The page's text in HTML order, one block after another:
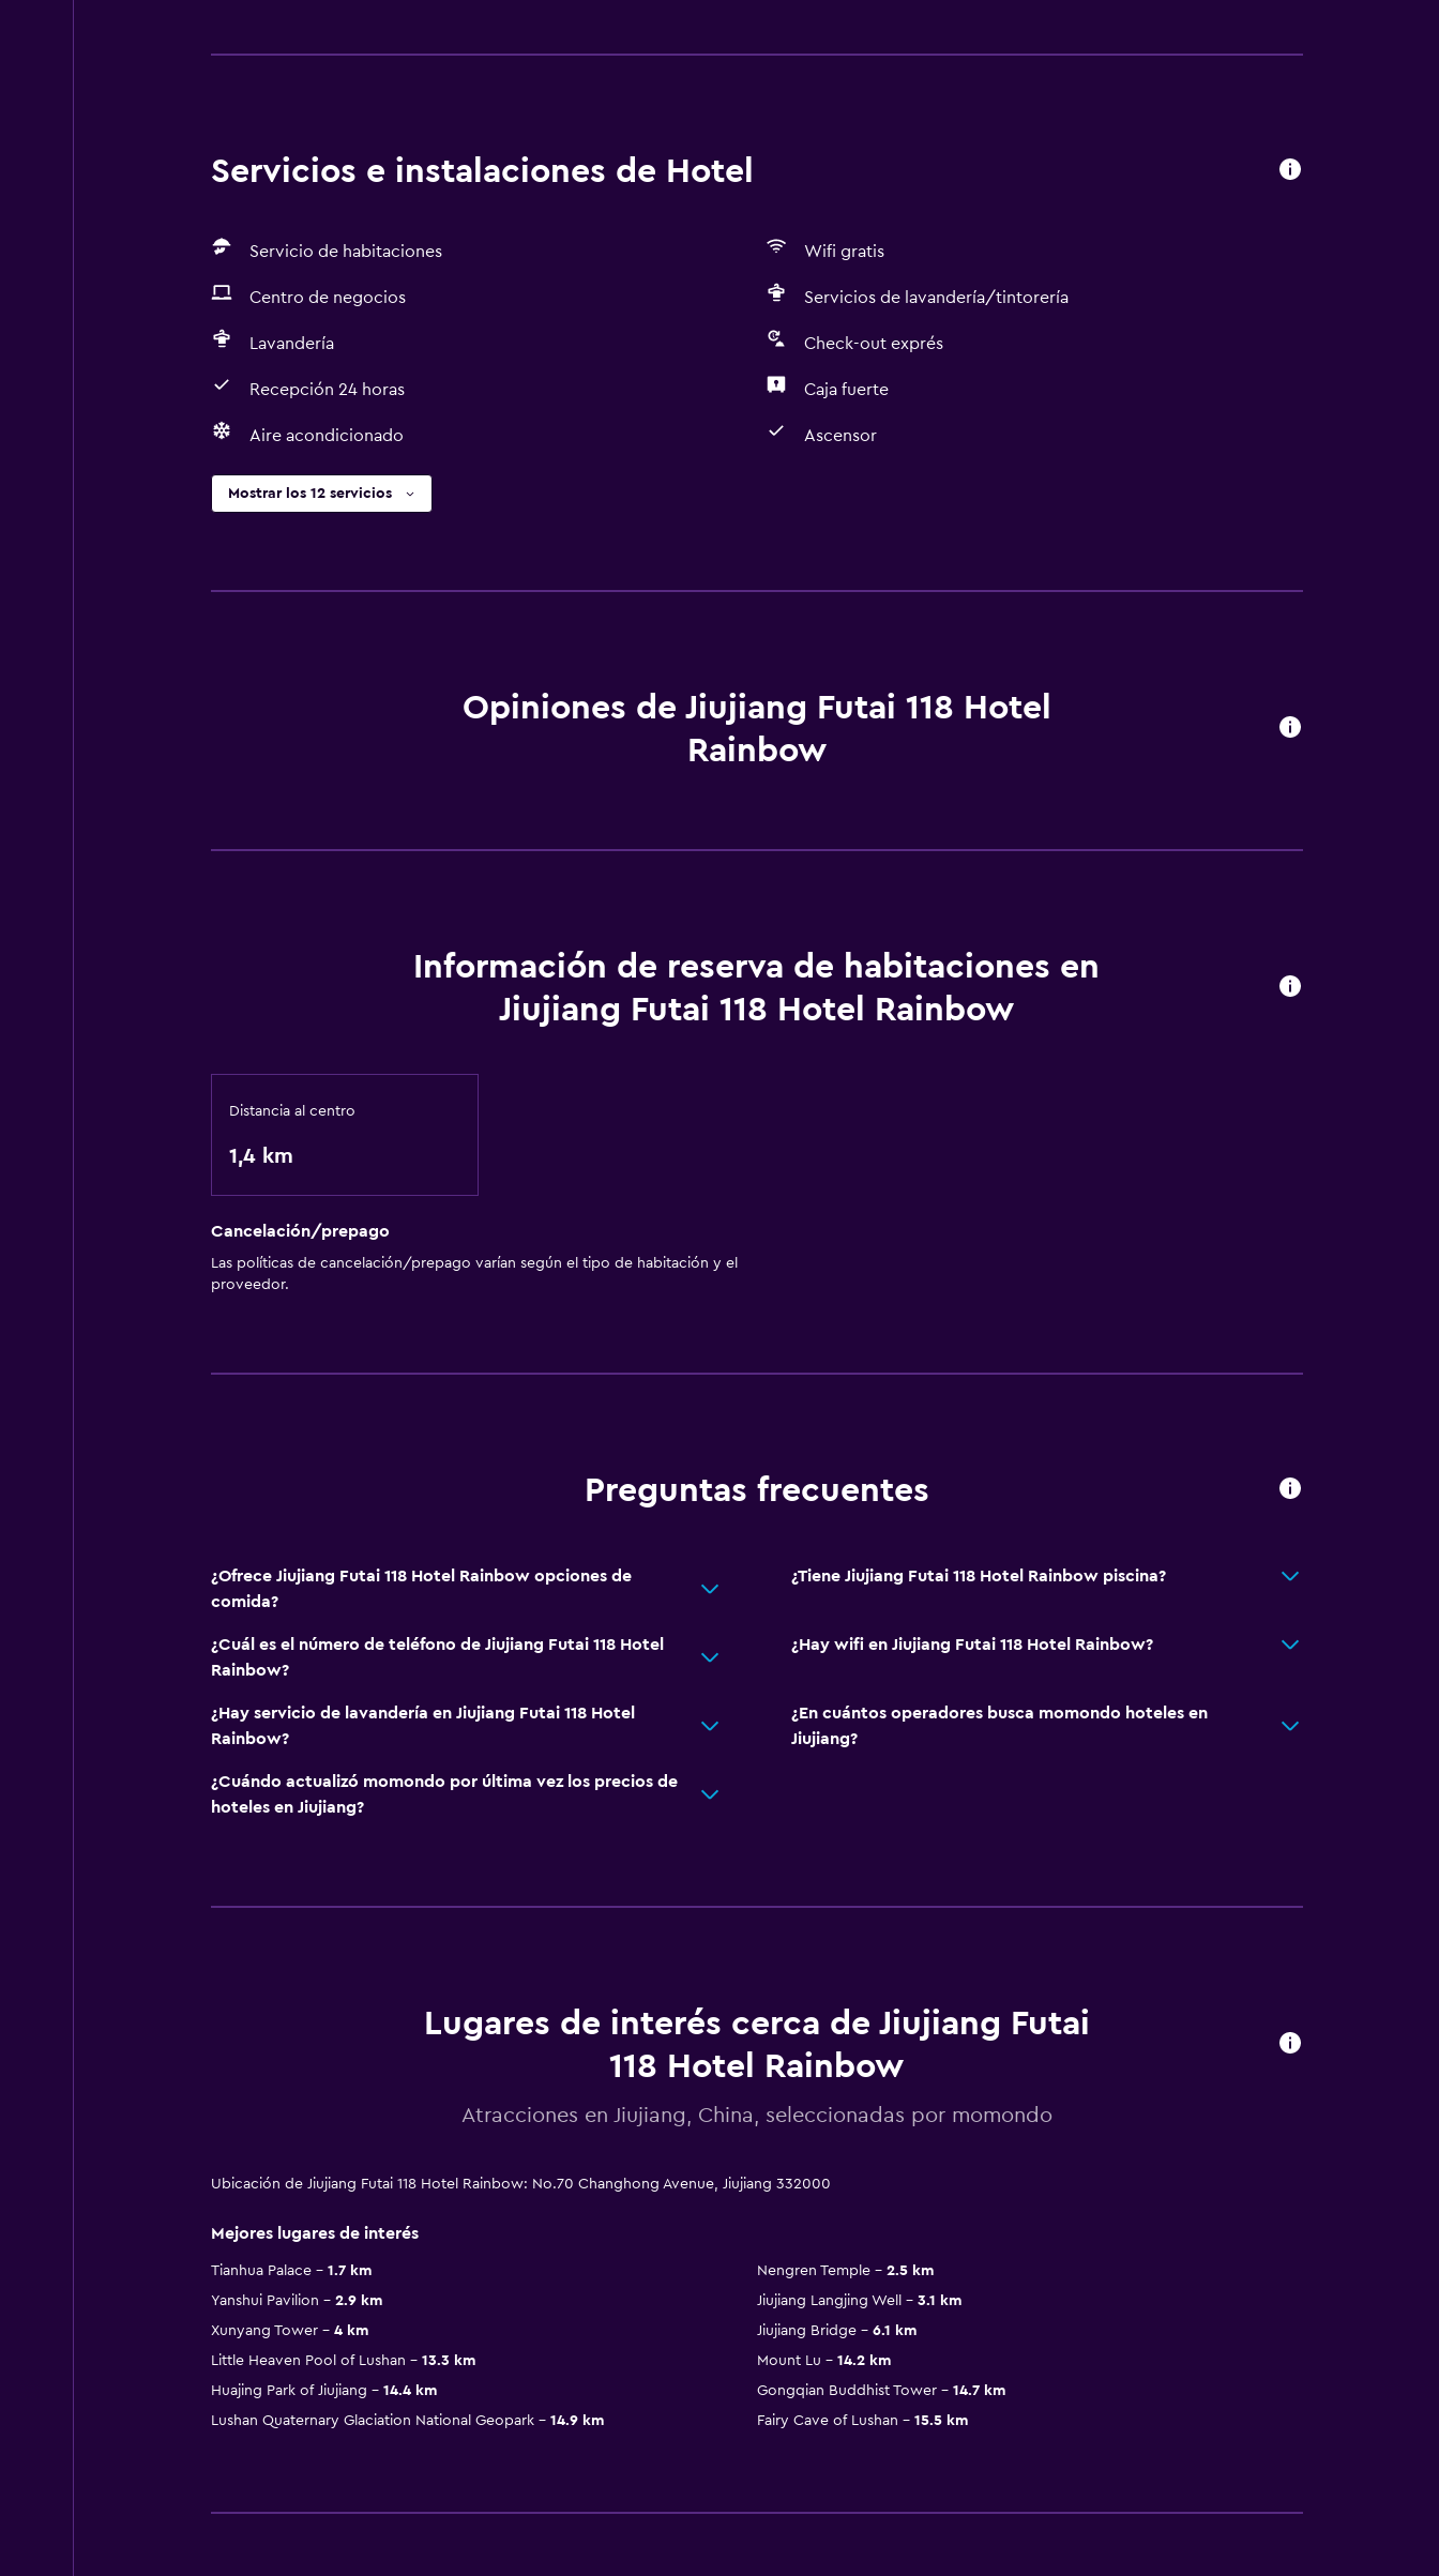
Servicios e instalaciones de Hotel
Servicio de habitaciones Wifi gratis
Centro de negocios Servicios de lavandería/tintorería
Lavandería Check-out exprés
Recepción 24 horas Caja fuerte
Aire acondicionado Ascensor
Mostrar los 12 servicios
Opiniones de Jiujiang Futai 118 Hotel
Rainbow
Información de reserva de habitaciones en
Jiujiang Futai 118 Hotel Rainbow
Distancia al centro
1,4 km
Cancelación/prepago
Las políticas de cancelación/prepago varían según el tipo de habitación y el
proveedor.
Preguntas frecuentes
¿Ofrece Jiujiang Futai 118 Hotel Rainbow opciones de
comida?
¿Tiene Jiujiang Futai 118 Hotel Rainbow piscina?
¿Cuál es el número de teléfono de Jiujiang Futai 118 Hotel
Rainbow?
¿Hay wifi en Jiujiang Futai 118 Hotel Rainbow?
¿Hay servicio de lavandería en Jiujiang Futai 118 Hotel
Rainbow?
¿En cuántos operadores busca momondo hoteles en
Jiujiang?
¿Cuándo actualizó momondo por última vez los precios de
hoteles en Jiujiang?
Lugares de interés cerca de Jiujiang Futai
118 Hotel Rainbow
Atracciones en Jiujiang, China, seleccionadas por momondo
Ubicación de Jiujiang Futai 118 Hotel Rainbow: No.70 Changhong Avenue, Jiujiang 332000
Mejores lugares de interés
Tianhua Palace 1.7 km Nengren Temple
2.5 km
Yanshui Pavilion
2.9 km Jiujiang Langjing Well
3.1 km
Xunyang Tower
4 km Jiujiang Bridge
6.1 km
Little Heaven Pool of Lushan
13.3 km Mount Lu
14.2 km
Huajing Park of Jiujiang
14.4 km Gongqian Buddhist Tower
14.7 km
Lushan Quaternary Glaciation National Geopark
14.9 km Fairy Cave of Lushan 15.5 km